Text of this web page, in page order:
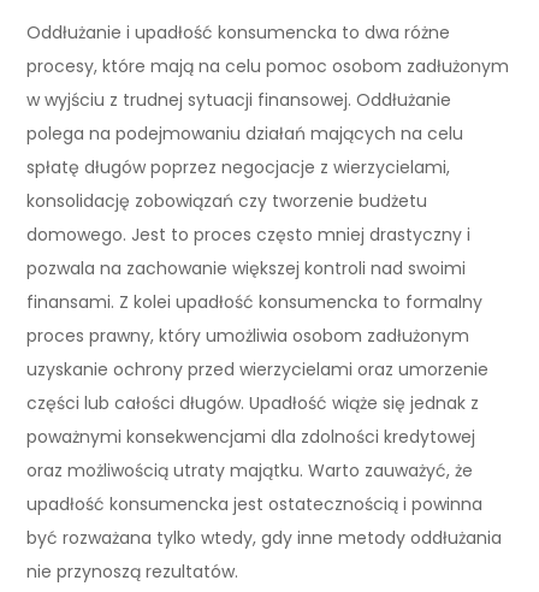
Oddłużanie i upadłość konsumencka to dwa różne
procesy, które mają na celu pomoc osobom zadłużonym
w wyjściu z trudnej sytuacji finansowej. Oddłużanie
polega na podejmowaniu działań mających na celu
spłatę długów poprzez negocjacje z wierzycielami,
konsolidację zobowiązań czy tworzenie budżetu
domowego. Jest to proces często mniej drastyczny i
pozwala na zachowanie większej kontroli nad swoimi
finansami. Z kolei upadłość konsumencka to formalny
proces prawny, który umożliwia osobom zadłużonym
uzyskanie ochrony przed wierzycielami oraz umorzenie
części lub całości długów. Upadłość wiąże się jednak z
poważnymi konsekwencjami dla zdolności kredytowej
oraz możliwością utraty majątku. Warto zauważyć, że
upadłość konsumencka jest ostatecznością i powinna
być rozważana tylko wtedy, gdy inne metody oddłużania
nie przynoszą rezultatów.